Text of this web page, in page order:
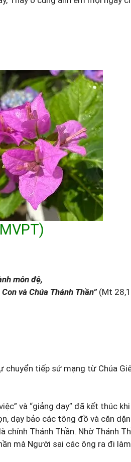
dân trở thành
và Chúa Thánh Thần”(Mt
tiếp sứ mạng từ Chúa
và “giảng dạy” đã kết thúc
dạy bảo các tông đồ và căn
chính Thánh Thần. Nhờ Thánh
mà Người sai các ông ra đi